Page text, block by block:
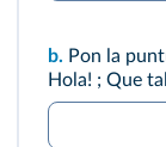
b. Pon la
Hola! ; Que